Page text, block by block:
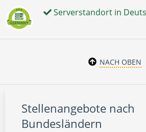
Serverstandort in
NACH OBEN
Stellenangebote nach
Bundesländern